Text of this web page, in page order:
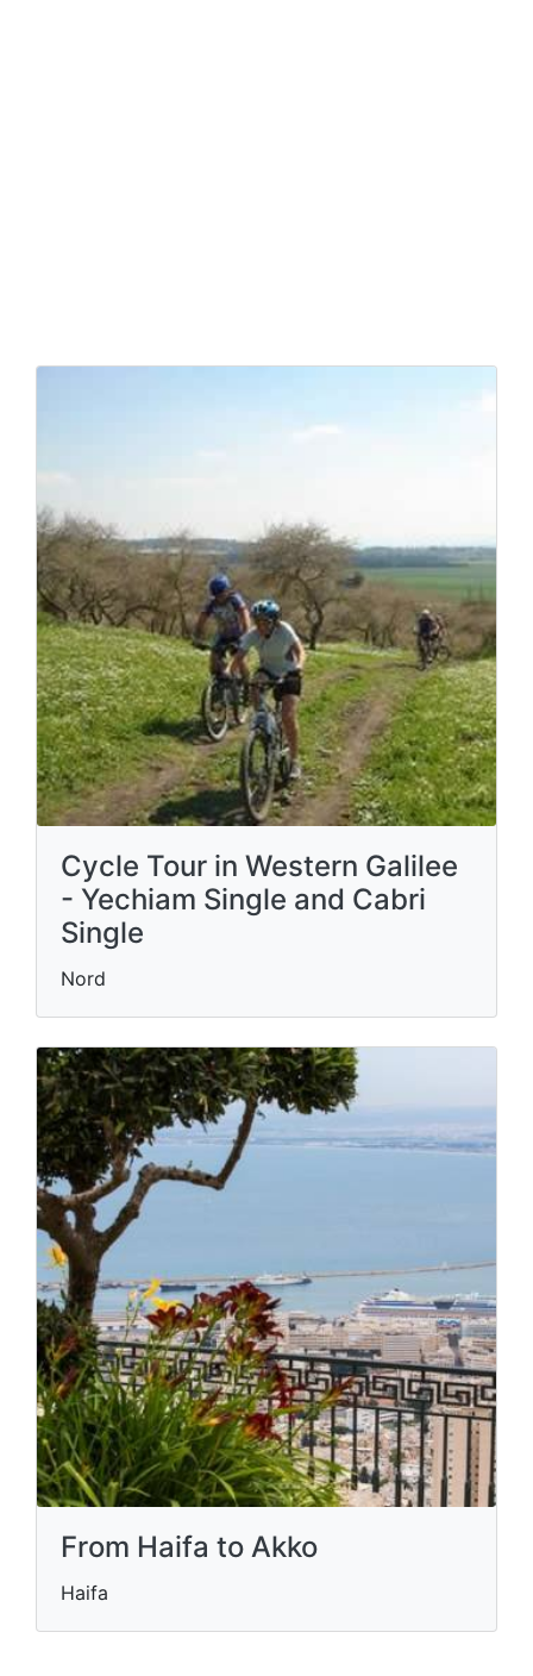
Cycle Tour in Western Galilee
- Yechiam Single and Cabri
Single
Nord
From Haifa to Akko
Haifa